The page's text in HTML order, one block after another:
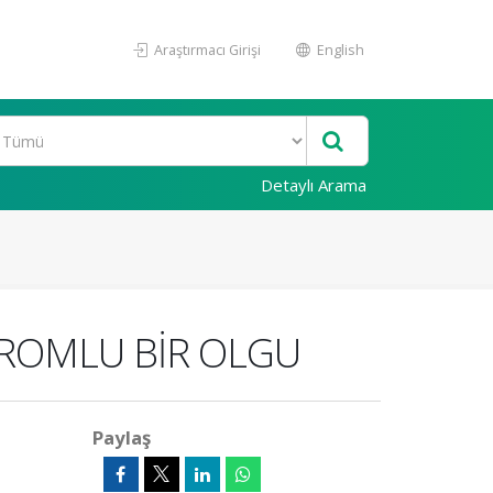
Araştırmacı Girişi English
Detaylı Arama
BİR OLGU
Paylaş